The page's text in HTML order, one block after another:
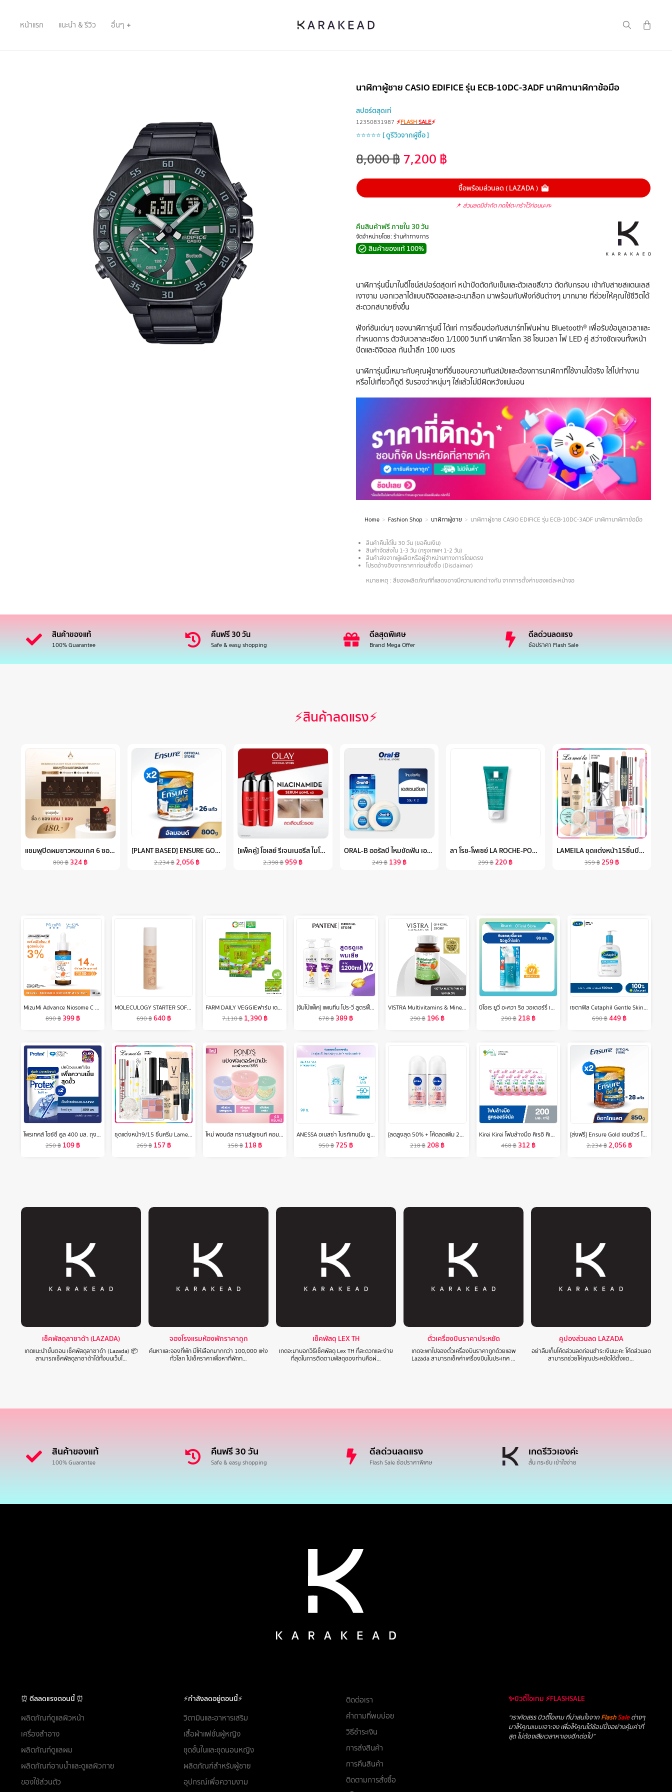
หน้าแรก แนะนำ & รีวิว อื่นๆ
นาฬิกาผู้ชาย CASIO EDIFICE รุ่น ECB-10DC-3ADF นาฬิกานาฬิกาข้อมือ
สปอร์ตสุดเท่
12350831987 ⚡FLASHSALE⚡
⭐⭐⭐⭐⭐ [ ดูรีวิวจากผู้ซื้อ ]
8,000฿7,200฿
ซื้อพร้อมส่วนลด ( LAZADA )
📌 ส่วนลดมีจำกัด กดใส่ตะกร้าไว้ก่อนนะคะ
คืนสินค้าฟรี ภายใน 30 วัน
จัดจำหน่ายโดย: ร้านค้าทางการ
สินค้าของแท้ 100%
นาฬิการุ่นนี้มาในดีไซน์สปอร์ตสุดเท่ หน้าปัดตัดกับเข็มและตัวเลขสีขาว ตัดกับกรอบ เข้ากับสายสแตนเลส
เงางาม บอกเวลาได้แบบดิจิตอลและอะนาล็อก มาพร้อมกับฟังก์ชันต่างๆ มากมาย ที่ช่วยให้คุณใช้ชีวิตได้
สะดวกสบายยิ่งขึ้น
ฟังก์ชันเด่นๆ ของนาฬิการุ่นนี้ ได้แก่ การเชื่อมต่อกับสมาร์ทโฟนผ่าน Bluetooth® เพื่อรับข้อมูลเวลาและ
กำหนดการ ตัวจับเวลาละเอียด 1/1000 วินาที นาฬิกาโลก 38 โซนเวลา ไฟ LED คู่ สว่างชัดเจนทั้งหน้า
ปัดและดิจิตอล กันน้ำลึก 100 เมตร
นาฬิการุ่นนี้เหมาะกับคุณผู้ชายที่ชื่นชอบความทันสมัยและต้องการนาฬิกาที่ใช้งานได้จริง ใส่ไปทำงาน
หรือไปเที่ยวก็ดูดี รับรองว่าหนุ่มๆ ใส่แล้วไม่มีผิดหวังแน่นอน
You are here:
Home Fashion Shop นาฬิกาผู้ชาย นาฬิกาผู้ชาย CASIO EDIFICE รุ่น ECB-10DC-3ADF นาฬิกานาฬิกาข้อมือ
สินค้าคืนได้ใน 30 วัน (ขอคืนเงิน)
สินค้าจัดส่งใน 1-3 วัน (กรุงเทพฯ 1-2 วัน)
สินค้าส่งจากผู้ผลิตหรือผู้จำหน่ายทางการโดยตรง
โปรดอ้างอิงจากราคาก่อนสั่งซื้อ (Disclaimer)
หมายเหตุ : สีของผลิตภัณฑ์ที่แสดงอาจมีความแตกต่างกัน จากการตั้งค่าของแต่ละหน้าจอ
สินค้าของแท้
100% Guarantee
คืนฟรี 30 วัน
Safe & easy shopping
ดีลสุดพิเศษ
Brand Mega Offer
ดีลด่วนลดแรง
ช้อปราคา Flash Sale
⚡สินค้าลดแรง⚡
แชมพูปิดผมขาวหอมเกศ 6 ซอง แถม 1 ซอง
800฿ 324฿
[PLANT BASED] ENSURE GOLD เอนชัวร์ โกลด์ กลิ่นอัลมอนด์ สูตรโปรตีนธัญพืช 800G 2 กระป๋อง ENSURE GOLD PLANT BASED 800GX2
2,234฿2,056฿
[แพ็คคู่] โอเลย์ รีเจนเนอรีส ไมโคร-สกัลป์ติ้ง เซรั่ม 50ML X2 ไนอะซินาไมด์ ลดเลือนริ้วรอย สกินแคร์ OLAY REGENERIST MICRO SCULPTING ANTI-AGEING SERUM 50ML X2
2,398฿959฿
ORAL-B ออรัลบี ไหมขัดฟัน เอสเซนเชียลฟรอส 2X50 เมตร WAXED ESSENTIAL DENTAL FLOSS 2X50M VALUE PACK
249฿ 139฿
ลา โรช-โพเซย์ LA ROCHE-POSAY EFFACLAR MICRO-PEELING GEL เจลทำความสะอาด สำหรับผิวเป็นสิวซ้ำซาก 50ML.
299฿220฿
LAMEILA ชุดแต่งหน้า15ชิ้นบีบีครีม + แป้ง + อายแชโดว์ + มาสคาร่า + อายไลเนอร์ + ไพรเมอร์แต่งหน้าแยก + ลิปสติก + ปากกาคอนทัวร์สองหัว + ดินสอเขียนคิ้ว + บลัช + ที่ดัดขนตา + ตัดแต่งคิ้ว + แปรงแต่งหน้า + คอนซีลเลอร์ + ฟองน้ำแต่งหน้า
359฿259฿
MizuMi Advance Niosome C Concentrate Serum 30 ml เซรั่มนีโอโซม ซี เข้มข้น 3% ผิวดูกระจ่างใส แข็งแรง ทนต่อมลภาวะและแสงแดด
890฿ 399฿
MOLECULOGY STARTER SOFT CREAM โมเลกุลโลจี้ สตาร์ทเตอร์ ซอฟท์ ครีม
690฿640฿
FARM DAILY VEGGIEฟาร์ม เดลี่ เวจจี้ พลัส ผลิตภัณฑ์เสริมอาหารผงผักผลไม้รวม 29 ชนิด ไฟเบอร์สูง (5 แถม 4) #128934
7,110฿ 1,390฿
[จัมโบ้แพ็ค] แพนทีน โปร-วี สูตรฟื้นบำรุงผมแห้งเสีย แชมพู 1.2 ลิตร. x2 ผลิตภัณฑ์ดูแลผม บํารุงผม Pantene Pro-V Total Damage Care Shampoo 1.2 L. x2
678฿389฿
VISTRA Multivitamins & Minerals Amino - วิสทร้า มัลติวิตามินและมิเนอรัล(30 เม็ด)
290฿ 196฿
บิโอเร ยูวี อะควา ริช วอเตอร์รี่ เจล 90มล Biore UV Aqua Rich Watery Gel SPF50+ PA++++ 90ml เนื้อเจล
290฿218฿
เซตาฟิล Cetaphil Gentle Skin Cleanser เจลทำความสะอาดผิวหน้าและผิวกาย สำหรับผิวบอบบาง แพ้ง่าย และทุกสภาพผิว 500 ml.
690฿449฿
โพรเทคส์ ไอซ์ซี่ คูล 400 มล. ถุงเติม รวม 2 ถุง ให้ความรู้สึกเย็นสุดขั้ว (เจลอาบน้ำ, สบู่อาบน้ำ) Protex Icy Cool Refill 400ml Total 2 Bags For the
250฿ 109฿
ชุดแต่งหน้า9/15 ชิ้นครีม Lameila BB + แป้ง + อายแชโดว์ + มาสคาร่า + ดินสอเขียนคิ้ว + ครีมไพรเมอร์แยก + ลิปสติก + ปากกาคอนทัวร์สองด้าน + อายไลเนอร์
269฿ 157฿
ใหม่ พอนด์ส ทรานส์ลูเซนท์ คอมแพค พาวเดอร์ (แป้งตลับ) แป้งฟิลเตอร์หน้าเป๊ะ คุมมันติดทน 12 ชม. ใช้ได้ทุกสีผิว 4.5ก แพ็คคู่ (เลือกสูตรด้านใน)
158฿ 118฿
ANESSA อเนสซ่า ไบรท์เทนนิ่ง ยูวี ซันสกรีน สกินแคร์ เจล N SPF50+ PA++++ 90 กรัม (กันแดดเนื้อเจลครีมสีม่วงอ่อน โทนอัพผิว)
950฿725 ฿
[ลดสูงสุด 50% + โค้ดลดเพิ่ม 20%]นีเวีย เอ็กซ์ตร้า ไบรท์ พรีเมียม ฟราแกรนซ์ เวลเว็ท โรแมนซ์ พีโอนี โรลออน 50มล. 2 ชิ้น NIVEA
218฿208฿
Kirei Kirei โฟมล้างมือ คิเรอิ คิเรอิ กลิ่นออริจินอล Original ชนิดถุงเติม 200 ml 12 ถุง
468฿ 312฿
[ส่งฟรี] Ensure Gold เอนชัวร์ โกลด์ รสช็อกโกแลต 850g 2 กระป๋อง Ensure Gold Chocolate 850g x2
2,234฿2,056฿
เช็คพัสดุลาซาด้า (LAZADA)
เกดแนะนำขั้นตอน เช็คพัสดุลาซาด้า (Lazada) 📦
สามารถเช็คพัสดุลาซาด้าได้ทั้งบนเว็บไ…
จองโรงแรมห้องพักราคาถูก
ค้นหาและจองที่พัก มีให้เลือกมากกว่า 100,000 แห่ง
ทั่วโลก ไปเช็คราคาเพื่อหาที่พักท…
เช็คพัสดุ LEX TH
เกดจะมาบอกวิธีเช็คพัสดุ Lex TH ที่สะดวกและง่าย
ที่สุดในการติดตามพัสดุของท่านคือผ่…
ตั๋วเครื่องบินราคาประหยัด
เกดจะพาไปจองตั๋วเครื่องบินราคาถูกด้วยแอพ
Lazada สามารถเช็คค่าเครื่องบินในประเทศ …
คูปองส่วนลด LAZADA
อย่าลืมเก็บโค้ดส่วนลดก่อนชำระเงินนะคะ โค้ดส่วนลด
สามารถช่วยให้คุณประหยัดได้ตั้งแต…
สินค้าของแท้
100% Guarantee
คืนฟรี 30 วัน
Safe & easy shopping
ดีลด่วนลดแรง
Flash Sale ช้อปราคาพิเศษ
เกดรีวิวเองค่ะ
สั้น กระชับ เข้าใจง่าย
⏰ ดีลลดแรงตอนนี้ ⏰
ผลิตภัณฑ์ดูแลผิวหน้า
เครื่องสำอาง
ผลิตภัณฑ์ดูแลผม
ผลิตภัณฑ์อาบน้ำและดูแลผิวกาย
ของใช้ส่วนตัว
⚡กำลังลดอยู่ตอนนี้⚡
วิตามินและอาหารเสริม
เสื้อผ้าแฟชั่นผู้หญิง
ชุดชั้นในและชุดนอนหญิง
ผลิตภัณฑ์สำหรับผู้ชาย
อุปกรณ์เพื่อความงาม
ติดต่อเรา
คำถามที่พบบ่อย
วิธีชำระเงิน
การส่งสินค้า
การคืนสินค้า
ติดตามการสั่งซื้อ
✨บิวตี้ไอเทม ⚡FLASHSALE
“เราคัดสรร บิวตี้ไอเทม ที่น่าสนใจจาก FlashSaleต่างๆ
มาให้คุณแบบเจาะจง เพื่อให้คุณได้ช้อปปิ้งอย่างคุ้มค่าที่
สุด ไม่ต้องเสียเวลาหาเองอีกต่อไป”